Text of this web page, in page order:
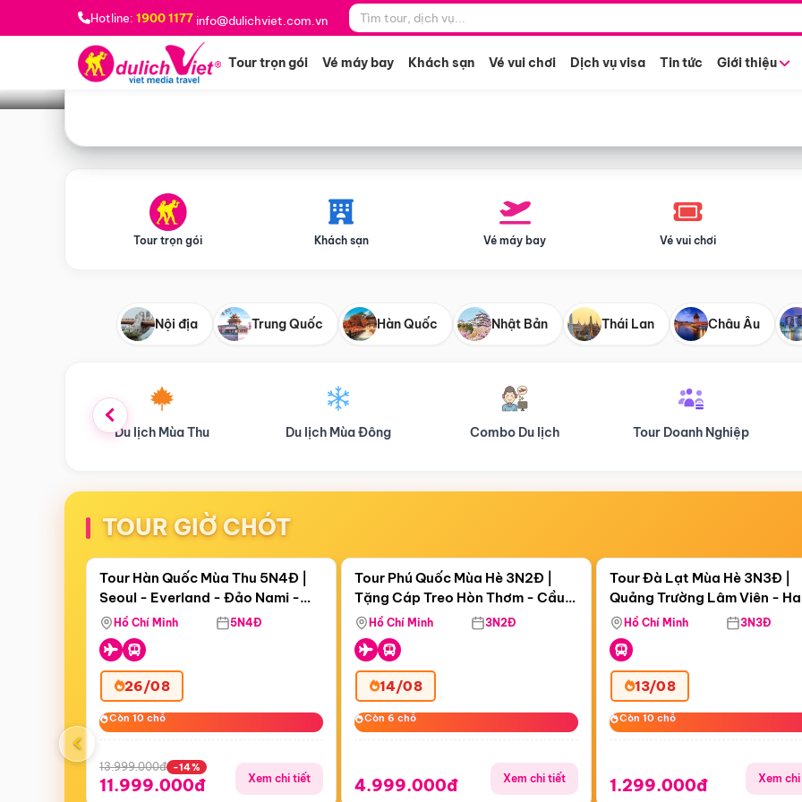
Hotline: 1900 1177 info@dulichviet.com.vn
Tour trọn gói Vé máy bay Khách sạn Vé vui chơi Dịch vụ visa Tin tức Giới thiệu
Bạn muốn đi đâu? *
Tour trọn gói Khách sạn Vé máy bay Vé vui chơi
Nội địa Trung Quốc Hàn Quốc Nhật Bản Thái Lan Châu Âu
Du lịch Mùa Đông Combo Du lịch Tour Doanh Nghiệp Du lịch Hành Hương
TOUR GIỜ CHÓT
Còn19 ngày 04:16:23
Điểm nổi bật
Tour Hàn Quốc Mùa Thu 5N4Đ |
Seoul - Everland - Đảo Nami -
Tháp Namsan (Bay Sun Phuquoc
Airways)
Hồ Chí Minh 5N4Đ
26/08
Còn 10 chỗ
Còn 10 chỗ
13.999.000đ -14%
11.999.000đ Xem chi tiết
Còn07 ngày 04:16:23
Tặng Cáp Treo Hòn Thơm
Tour Phú Quốc Mùa Hè 3N2Đ |
Tặng Cáp Treo Hòn Thơm - Cầu
Hôn - Công Viên Nước Aquatopia
Hồ Chí Minh 3N2Đ
14/08
Còn 6 chỗ
Còn 6 chỗ
4.999.000đ Xem chi tiết
Còn06 ngày 04:16:23
Tour Đà Lạt Mùa Hè 3N3Đ |
Quảng Trường Lâm Viên -
Hill - Puppy Farm
Hồ Chí Minh 3N3Đ
13/08
Còn 10 chỗ
Còn 10 chỗ
1.299.000đ Xem
‹